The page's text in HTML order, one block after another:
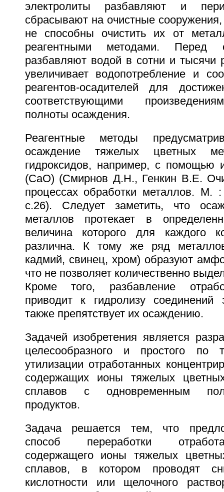
электролиты разбавляют и
сбрасывают на очистные
не способны очистить их от
реагентными методами. Перед
разбавляют водой в сотни и тысячи
увеличивает водопотребление и
реагентов-осадителей для
соответствующими
полноты осаждения.
Реагентные методы
осаждение тяжелых цветных
гидроксидов, например, с помощью
(CaO) (Смирнов Д.Н., Генкин В.Е.
процессах обработки металлов. М.
с.26). Следует заметить, что
металлов протекает в
величина которого для каждого
различна. К тому же ряд
кадмий, свинец, хром) образуют
что не позволяет количественно
Кроме того, разбавление
приводит к гидролизу соединений
также препятствует их осаждению.
Задачей изобретения является
целесообразного и простого по
утилизации отработанных
содержащих ионы тяжелых
сплавов с одновременным
продуктов.
Задача решается тем, что
способ переработки
содержащего ионы тяжелых
сплавов, в котором проводят
кислотности или щелочного